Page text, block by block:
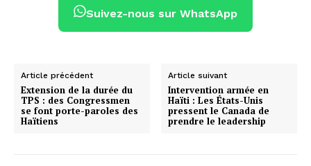
Suivez-nous sur WhatsApp
Article précédent
Extension de la durée du
TPS : des Congressmen
se font porte-paroles des
Haïtiens
Article suivant
Intervention armée en
Haïti : Les États-Unis
pressent le Canada de
prendre le leadership